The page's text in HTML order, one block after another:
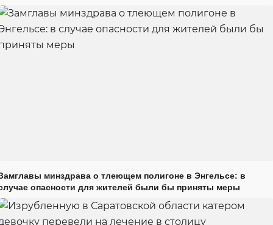
минздрава о тлеющем полигоне в Энгельсе: в
опасности для жителей были бы приняты меры